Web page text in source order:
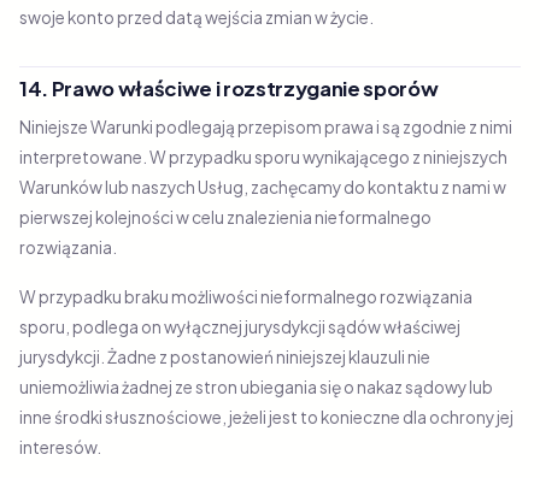
swoje konto przed datą wejścia zmian w życie.
14. Prawo właściwe i rozstrzyganie sporów
Niniejsze Warunki podlegają przepisom prawa i są zgodnie z nimi
interpretowane. W przypadku sporu wynikającego z niniejszych
Warunków lub naszych Usług, zachęcamy do kontaktu z nami w
pierwszej kolejności w celu znalezienia nieformalnego
rozwiązania.
W przypadku braku możliwości nieformalnego rozwiązania
sporu, podlega on wyłącznej jurysdykcji sądów właściwej
jurysdykcji. Żadne z postanowień niniejszej klauzuli nie
uniemożliwia żadnej ze stron ubiegania się o nakaz sądowy lub
inne środki słusznościowe, jeżeli jest to konieczne dla ochrony jej
interesów.